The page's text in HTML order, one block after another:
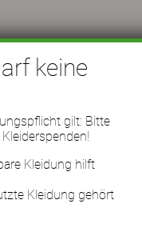
keine
gilt: Bitte
Kleidung hilft
Kleidung gehört